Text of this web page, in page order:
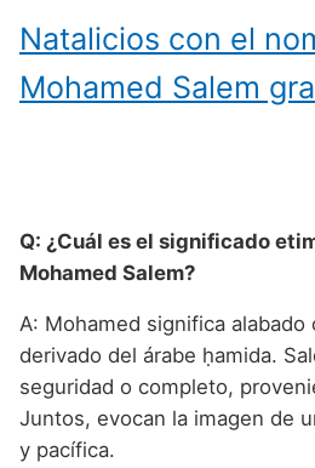
Natalicios con el
Mohamed Salem
Q: ¿Cuál es el significado
Mohamed Salem?
A: Mohamed significa alabado
derivado del árabe ḥamida.
seguridad o completo,
Juntos, evocan la imagen de
y pacífica.